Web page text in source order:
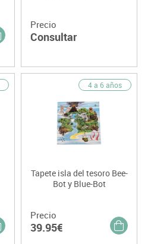
Precio
Consultar
4 a 6 años
Tapete isla del tesoro Bee-
Bot y Blue-Bot
Precio
39.95€